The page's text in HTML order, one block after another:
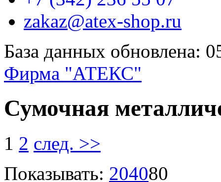
zakaz@atex-shop.ru
База данных обновлена:
Фирма "АТЕКС"
Сумочная
1 2 след. >>
Показывать: 204080